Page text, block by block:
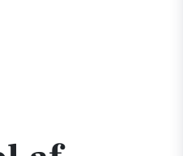
hos Thomas Praefab Østervrå